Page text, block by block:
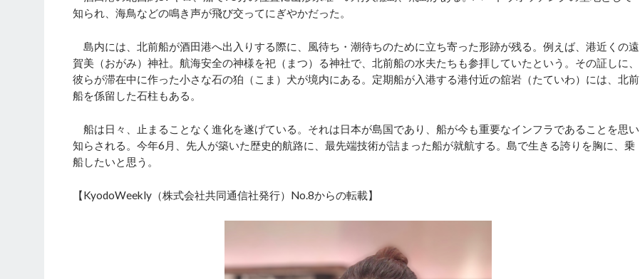
知られ、海鳥などの鳴き声が飛び交ってにぎやかだった。
島内には、北前船が酒田港へ出入りする際に、風待ち・潮待ちのために立ち寄った形跡が残る。例えば、港近くの遠
賀美（おがみ）神社。航海安全の神様を祀（まつ）る神社で、北前船の水夫たちも参拝していたという。その証しに、
彼らが滞在中に作った小さな石の狛（こま）犬が境内にある。定期船が入港する港付近の舘岩（たていわ）には、北前
船を係留した石柱もある。
船は日々、止まることなく進化を遂げている。それは日本が島国であり、船が今も重要なインフラであることを思い
知らされる。今年6月、先人が築いた歴史的航路に、最先端技術が詰まった船が就航する。島で生きる誇りを胸に、乗
船したいと思う。
【KyodoWeekly（株式会社共同通信社発行）No.8からの転載】